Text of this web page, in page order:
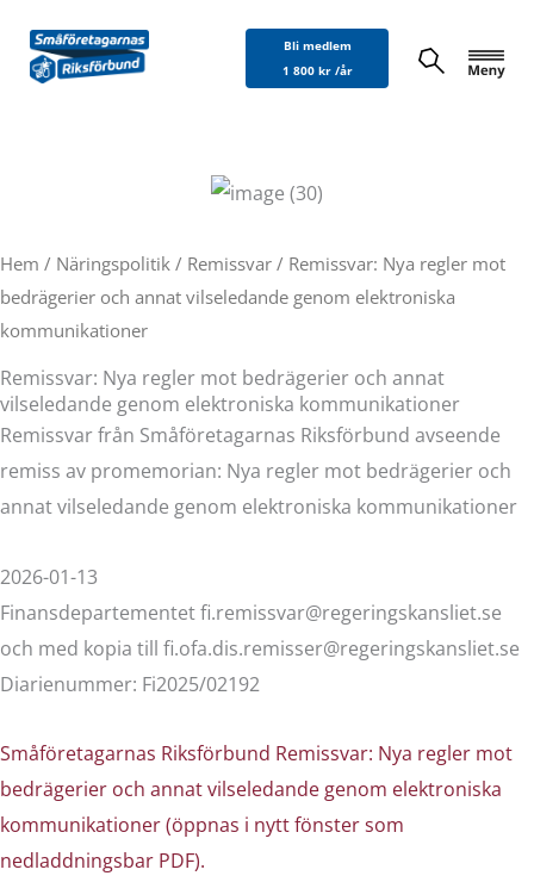
innehåll
Bli medlem
1 800 kr /år
Hem / Näringspolitik / Remissvar / Remissvar: Nya regler mot
bedrägerier och annat vilseledande genom elektroniska
kommunikationer
Remissvar: Nya regler mot bedrägerier och annat
vilseledande genom elektroniska kommunikationer
Remissvar från Småföretagarnas Riksförbund avseende
remiss av promemorian: Nya regler mot bedrägerier och
annat vilseledande genom elektroniska kommunikationer
2026-01-13
Finansdepartementet fi.remissvar@regeringskansliet.se
och med kopia till fi.ofa.dis.remisser@regeringskansliet.se
Diarienummer: Fi2025/02192
Småföretagarnas Riksförbund Remissvar: Nya regler mot
bedrägerier och annat vilseledande genom elektroniska
kommunikationer (öppnas i nytt fönster som
nedladdningsbar PDF).